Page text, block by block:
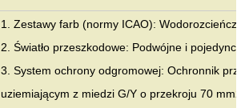
1. Zestawy farb (normy ICAO):
2. Światło przeszkodowe: Podwójne i pojedyncze
3. System ochrony odgromowej: Ochronnik
uziemiającym z miedzi G/Y o przekroju 70 mm2